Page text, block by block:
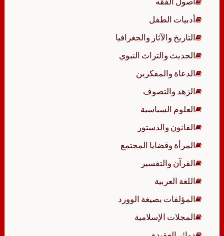
أدبيات الطفل
التاريخ والآثار والجغرافيا
الحديث والتراث النبوي
الدعاة والمفكرين
الزهد والتصوف
العلوم السياسية
القانون والدستور
المرأة وقضايا المجتمع
القرآن والتفسير
اللغة العربية
المؤلفات بصيغة الوورد
المجلات الإسلامية